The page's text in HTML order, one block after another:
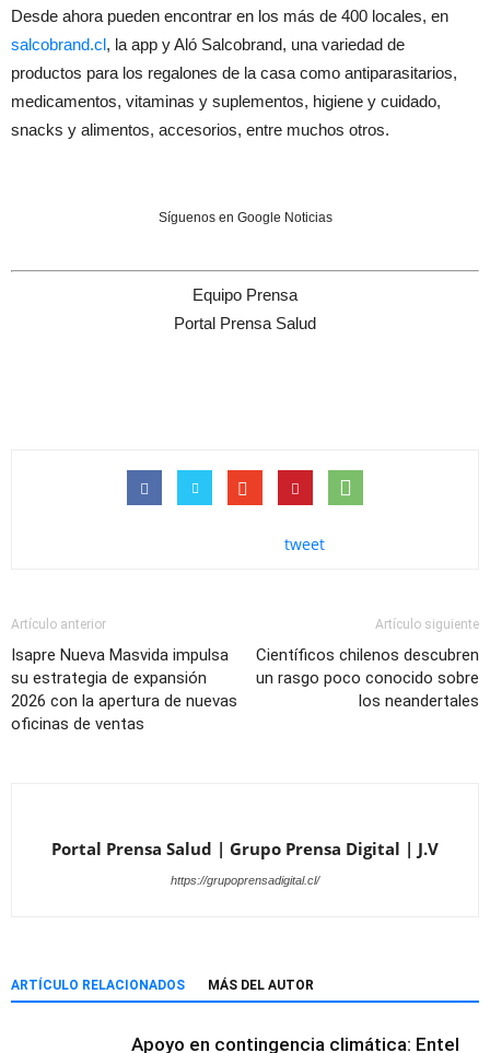
Desde ahora pueden encontrar en los más de 400 locales, en
salcobrand.cl, la app y Aló Salcobrand, una variedad de
productos para los regalones de la casa como antiparasitarios,
medicamentos, vitaminas y suplementos, higiene y cuidado,
snacks y alimentos, accesorios, entre muchos otros.
Síguenos en Google Noticias
Equipo Prensa
Portal Prensa Salud
tweet
Artículo anterior
Isapre Nueva Masvida impulsa
su estrategia de expansión
2026 con la apertura de nuevas
oficinas de ventas
Artículo siguiente
Científicos chilenos descubren
un rasgo poco conocido sobre
los neandertales
Portal Prensa Salud | Grupo Prensa Digital | J.V
https://grupoprensadigital.cl/
ARTÍCULO RELACIONADOS MÁS DEL AUTOR
Apoyo en contingencia climática: Entel